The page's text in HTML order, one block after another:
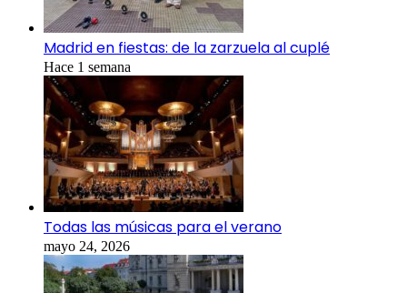
Madrid en fiestas: de la zarzuela al cuplé
Hace 1 semana
Todas las músicas para el verano
mayo 24, 2026